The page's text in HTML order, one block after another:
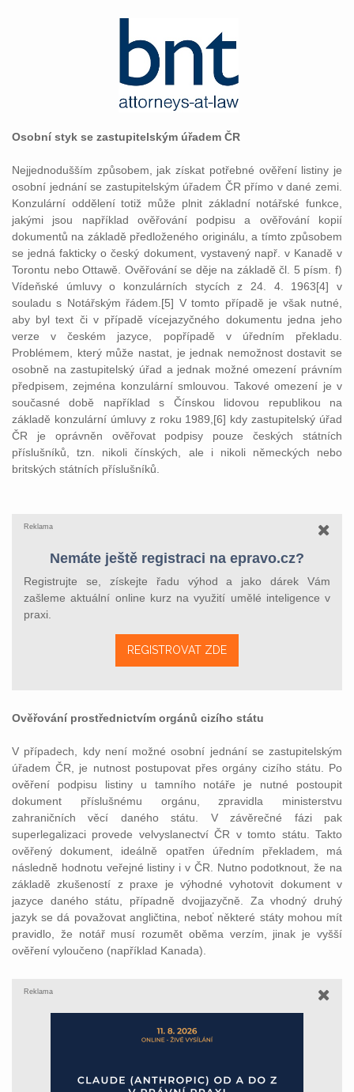
Osobní styk se zastupitelským úřadem ČR
Nejjednodušším způsobem, jak získat potřebné ověření listiny je
osobní jednání se zastupitelským úřadem ČR přímo v dané zemi.
Konzulární oddělení totiž může plnit základní notářské funkce,
jakými jsou například ověřování podpisu a ověřování kopií
dokumentů na základě předloženého originálu, a tímto způsobem
se jedná fakticky o český dokument, vystavený např. v Kanadě v
Torontu nebo Ottawě. Ověřování se děje na základě čl. 5 písm. f)
Vídeňské úmluvy o konzulárních stycích z 24. 4. 1963[4] v
souladu s Notářským řádem.[5] V tomto případě je však nutné,
aby byl text či v případě vícejazyčného dokumentu jedna jeho
verze v českém jazyce, popřípadě v úředním překladu.
Problémem, který může nastat, je jednak nemožnost dostavit se
osobně na zastupitelský úřad a jednak možné omezení právním
předpisem, zejména konzulární smlouvou. Takové omezení je v
současné době například s Čínskou lidovou republikou na
základě konzulární úmluvy z roku 1989,[6] kdy zastupitelský úřad
ČR je oprávněn ověřovat podpisy pouze českých státních
příslušníků, tzn. nikoli čínských, ale i nikoli německých nebo
britských státních příslušníků.
Reklama
Nemáte ještě registraci na epravo.cz?
Registrujte se, získejte řadu výhod a jako dárek Vám
zašleme aktuální online kurz na využití umělé inteligence v
praxi.
REGISTROVAT ZDE
Ověřování prostřednictvím orgánů cizího státu
V případech, kdy není možné osobní jednání se zastupitelským
úřadem ČR, je nutnost postupovat přes orgány cizího státu. Po
ověření podpisu listiny u tamního notáře je nutné postoupit
dokument příslušnému orgánu, zpravidla ministerstvu
zahraničních věcí daného státu. V závěrečné fázi pak
superlegalizaci provede velvyslanectví ČR v tomto státu. Takto
ověřený dokument, ideálně opatřen úředním překladem, má
následně hodnotu veřejné listiny i v ČR. Nutno podotknout, že na
základě zkušeností z praxe je výhodné vyhotovit dokument v
jazyce daného státu, případně dvojjazyčně. Za vhodný druhý
jazyk se dá považovat angličtina, neboť některé státy mohou mít
pravidlo, že notář musí rozumět oběma verzím, jinak je vyšší
ověření vyloučeno (například Kanada).
Reklama